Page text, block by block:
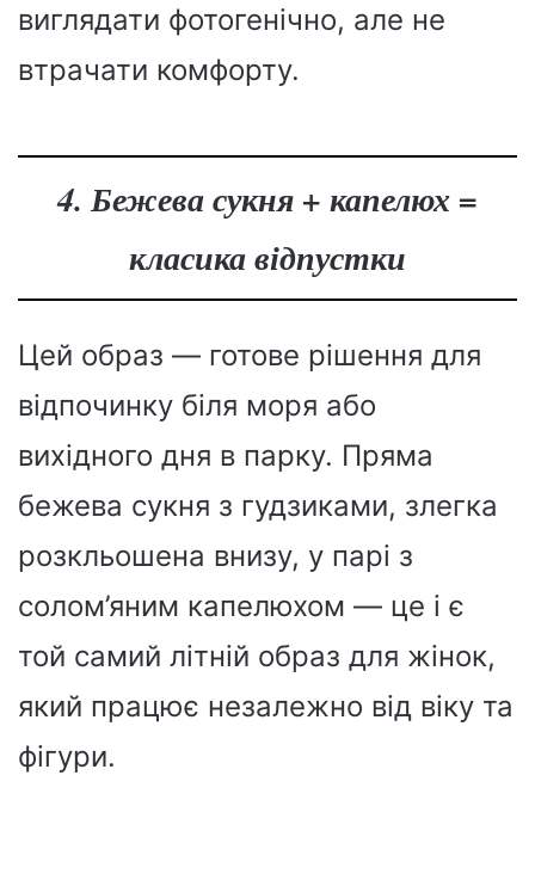
виглядати фотогенічно, але не
втрачати комфорту.
4. Бежева сукня + капелюх =
класика відпустки
Цей образ — готове рішення для
відпочинку біля моря або
вихідного дня в парку. Пряма
бежева сукня з гудзиками, злегка
розкльошена внизу, у парі з
солом’яним капелюхом — це і є
той самий літній образ для жінок,
який працює незалежно від віку та
фігури.